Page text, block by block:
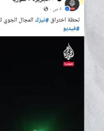
بريدك الإلكتروني*
الموضوع*
ل